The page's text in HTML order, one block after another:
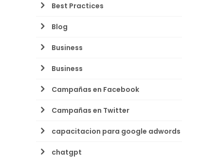
Best Practices
Blog
Business
Business
Campañas en Facebook
Campañas en Twitter
capacitacion para google adwords
chatgpt